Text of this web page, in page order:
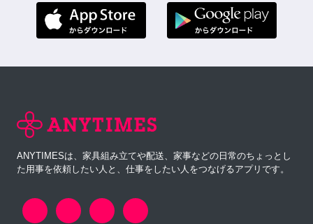
ANYTIMESは、家具組み立てや配送、家事などの日常のちょっとし
た用事を依頼したい人と、仕事をしたい人をつなげるアプリです。